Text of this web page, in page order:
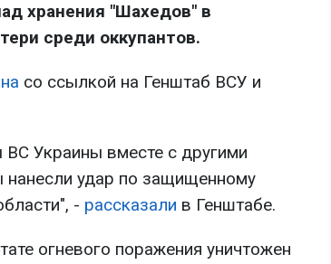
хранения "Шахедов" в
среди оккупантов.
со ссылкой на Генштаб ВСУ и
Украины вместе с другими
удар по защищенному
- рассказали в Генштабе.
огневого поражения уничтожен